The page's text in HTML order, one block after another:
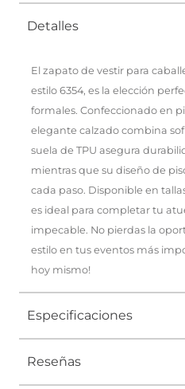
Detalles
El zapato de vestir para
estilo 6354, es la elección
formales. Confeccionado en
elegante calzado combina
suela de TPU asegura
mientras que su diseño de
cada paso. Disponible en
es ideal para completar tu
impecable. No pierdas la
estilo en tus eventos más
hoy mismo!
Especificaciones
Tipo
Reseñas